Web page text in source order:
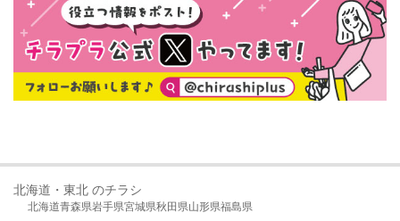
北海道・東北 のチラシ
北海道青森県岩手県宮城県秋田県山形県福島県